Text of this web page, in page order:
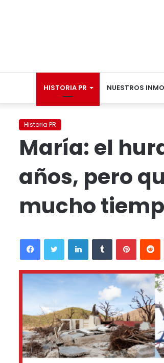
HISTORIA PR NUESTROS
Historia PR
María: el
años, pero
mucho
FacebookTwitter LinkedInTumblr